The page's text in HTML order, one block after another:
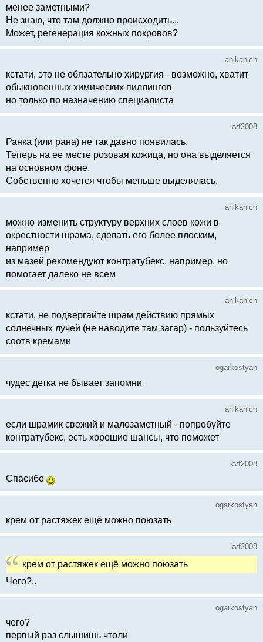
менее заметными?
Не знаю, что там должно происходить...
Может, регенерация кожных покровов?
anikanich
кстати, это не обязательно хирургия - возможно, хватит
обыкновенных химических пиллингов
но только по назначению специалиста
kvf2008
Ранка (или рана) не так давно появилась.
Теперь на ее месте розовая кожица, но она выделяется
на основном фоне.
Собственно хочется чтобы меньше выделялась.
anikanich
можно изменить структуру верхних слоев кожи в
окрестности шрама, сделать его более плоским,
например
из мазей рекомендуют контратубекс, например, но
помогает далеко не всем
anikanich
кстати, не подвергайте шрам действию прямых
солнечных лучей (не наводите там загар) - пользуйтесь
соотв кремами
ogarkostyan
чудес детка не бывает запомни
anikanich
если шрамик свежий и малозаметный - попробуйте
контратубекс, есть хорошие шансы, что поможет
kvf2008
Спасибо
ogarkostyan
крем от растяжек ещё можно поюзать
kvf2008
крем от растяжек ещё можно поюзать
Чего?..
ogarkostyan
чего?
первый раз слышишь чтоли